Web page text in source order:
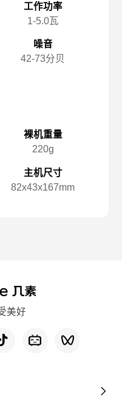
工作功率
1-5.0瓦
噪音
42-73分贝
裸机重量
220g
主机尺寸
82x️43x️167mm
美好